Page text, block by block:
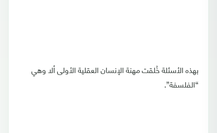
بهذه الأسئلة خُلقت مهنة الإنسان العقلية الأولى ألا وهي
“الفلسفة”.